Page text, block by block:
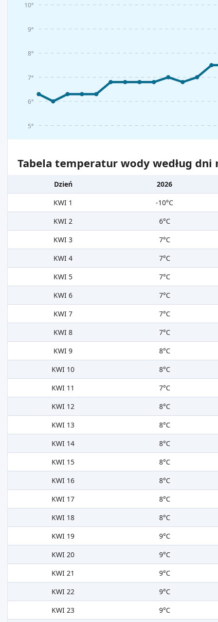
5°
6°
7°
8°
9°
10°
Tabela temperatur wody według dni
Dzień
2026
KWI 1
-10°C
KWI 2
6°C
KWI 3
7°C
KWI 4
7°C
KWI 5
7°C
KWI 6
7°C
KWI 7
7°C
KWI 8
7°C
KWI 9
8°C
KWI 10
8°C
KWI 11
7°C
KWI 12
8°C
KWI 13
8°C
KWI 14
8°C
KWI 15
8°C
KWI 16
8°C
KWI 17
8°C
KWI 18
8°C
KWI 19
9°C
KWI 20
9°C
KWI 21
9°C
KWI 22
9°C
KWI 23
9°C